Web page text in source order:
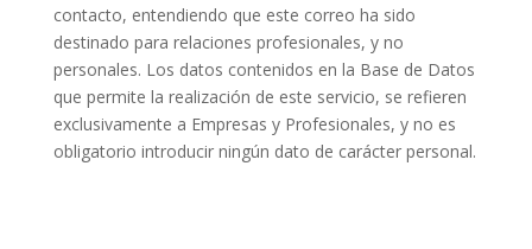
contacto, entendiendo que este correo ha sido
destinado para relaciones profesionales, y no
personales. Los datos contenidos en la Base de Datos
que permite la realización de este servicio, se refieren
exclusivamente a Empresas y Profesionales, y no es
obligatorio introducir ningún dato de carácter personal.